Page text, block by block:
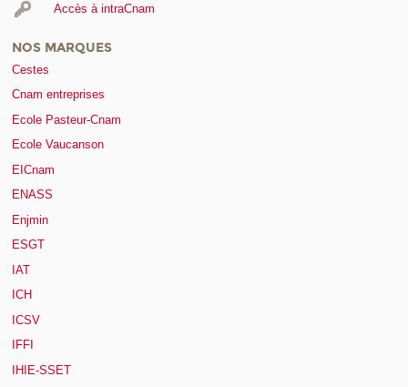
Accès à intraCnam
NOS MARQUES
Cestes
Cnam entreprises
Ecole Pasteur-Cnam
Ecole Vaucanson
EICnam
ENASS
Enjmin
ESGT
IAT
ICH
ICSV
IFFI
IHIE-SSET